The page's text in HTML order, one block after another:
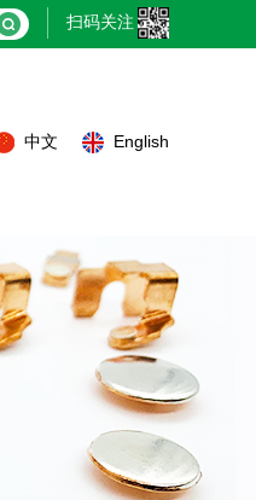
扫码关注
中文 English